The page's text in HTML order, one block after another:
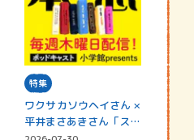
特集
ワクサカソウヘイさん ×
平井まさあきさん「スペ